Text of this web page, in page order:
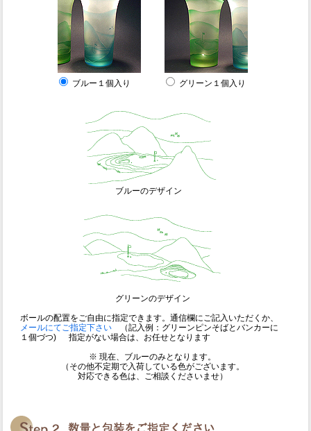
ブルー１個入り グリーン１個入り
ブルーのデザイン
グリーンのデザイン
ボールの配置をご自由に指定できます。通信欄にご記入いただくか、
メールにてご指定下さい（記入例：グリーンピンそばとバンカーに
１個づつ) 指定がない場合は、お任せとなります
※ 現在、ブルーのみとなります。
（その他不定期で入荷している色がございます。
対応できる色は、ご相談くださいませ）